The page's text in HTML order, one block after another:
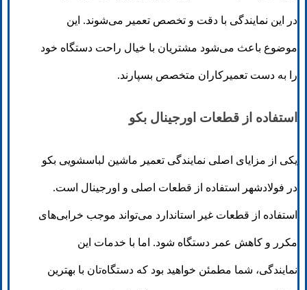
در این نمایندگی با دقت و تخصص تعمیر می‌شوند. این
موضوع باعث می‌شود مشتریان با خیال راحت دستگاه خود
را به دست تعمیرکاران متخصص بسپارند.
استفاده از قطعات اورجینال بکو
یکی از مزایای اصلی نمایندگی تعمیر ماشین لباسشویی بکو
در فولادشهر استفاده از قطعات اصلی و اورجینال است.
استفاده از قطعات غیر استاندارد می‌تواند موجب خرابی‌های
مکرر و کاهش عمر دستگاه شود. اما با خدمات این
نمایندگی، شما مطمئن خواهید بود که دستگاه‌تان با بهترین